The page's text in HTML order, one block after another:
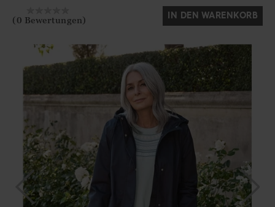
(0 Bewertungen) IN DEN WARENKORB